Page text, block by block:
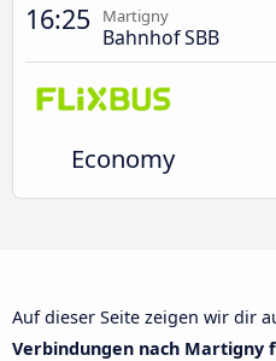
16:25 Martigny
Bahnhof SBB
Economy
Auf dieser Seite zeigen wir dir
Verbindungen nach Martigny